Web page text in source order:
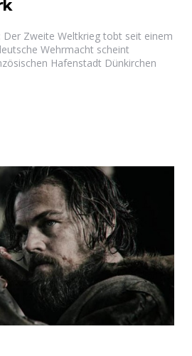
Der Zweite Weltkrieg tobt seit einem
Wehrmacht scheint
Hafenstadt Dünkirchen